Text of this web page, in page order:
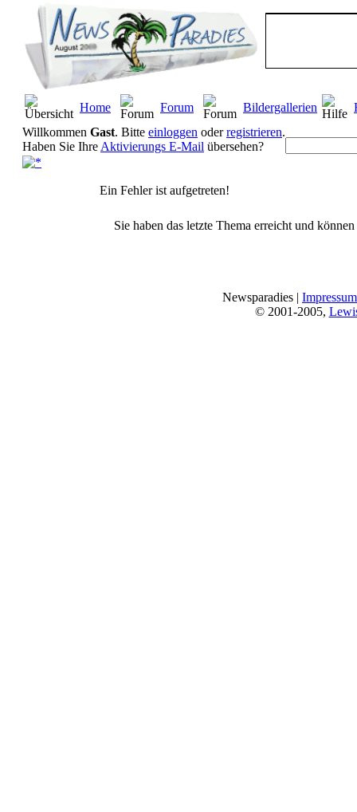
Home Forum Bildergallerien
Willkommen Gast. Bitte einloggen oderregistrieren.
Haben Sie Ihre Aktivierungs E-Mail übersehen?
Ein Fehler ist aufgetreten!
Sie haben das letzte Thema erreicht und
Newsparadies | Impressum
© 2001-2005,